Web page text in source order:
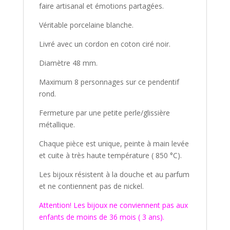
faire artisanal et émotions partagées.
Véritable porcelaine blanche.
Livré avec un cordon en coton ciré noir.
Diamètre 48 mm.
Maximum 8 personnages sur ce pendentif
rond.
Fermeture par une petite perle/glissière
métallique.
Chaque pièce est unique, peinte à main levée
et cuite à très haute température ( 850 °C).
Les bijoux résistent à la douche et au parfum
et ne contiennent pas de nickel.
Attention! Les bijoux ne conviennent pas aux
enfants de moins de 36 mois ( 3 ans).